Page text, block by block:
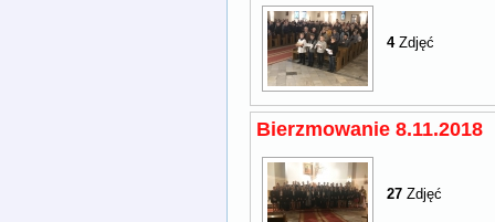
4Zdjęć
Bierzmowanie 8.11.2018
27 Zdjęć